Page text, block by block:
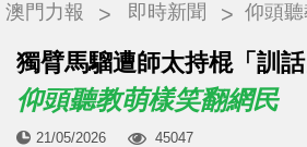
澳門力報 即時新聞 仰頭
獨臂馬騮遭師太持棍「訓話
仰頭聽教萌樣笑翻網民
21/05/2026 45047